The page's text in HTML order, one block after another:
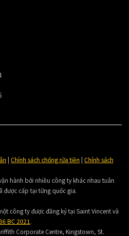
| Chính sách chống rửa tiền | Chính sách
hành bởi nhiều công ty khác nhau tuân
được cấp tại từng quốc gia.
công ty được đăng ký tại Saint Vincent và
BC 2021.
Corporate Centre, Kingstown, St.